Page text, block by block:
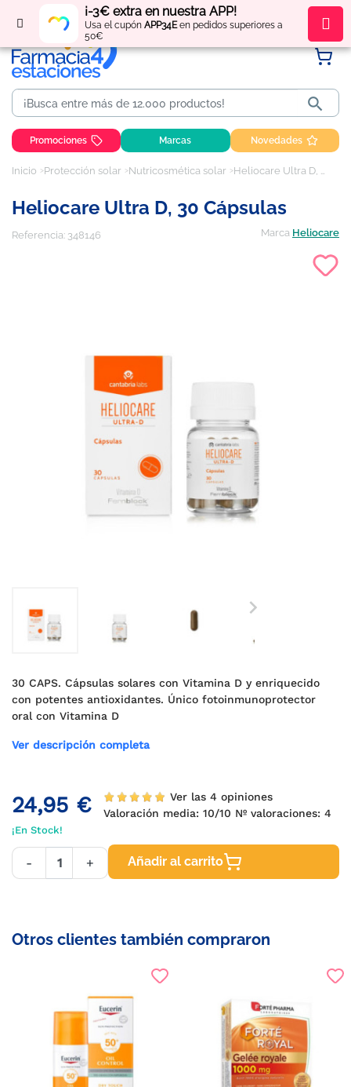
¡-3€ extra en nuestra APP!
Usa el cupón APP34Een pedidos superiores a
50€
Regístratey obténpuntos por tus compras

Promociones Marcas Novedades
Inicio Protección solar Nutricosmética solar Heliocare Ultra D, 30 cápsulas
Heliocare Ultra D, 30 Cápsulas
Referencia: 348146 Marca Heliocare

30 CAPS. Cápsulas solares con Vitamina D y enriquecido
con potentes antioxidantes. Único fotoinmunoprotector
oral con Vitamina D
Ver descripción completa
24,95 €
Ver las 4 opiniones
Valoración media: 10/10 Nº valoraciones: 4
¡En Stock!
- + Añadir al carrito
Otros clientes también compraron